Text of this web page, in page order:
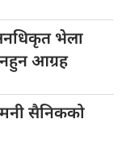
भेला
नहुन आग्रह
सैनिकको